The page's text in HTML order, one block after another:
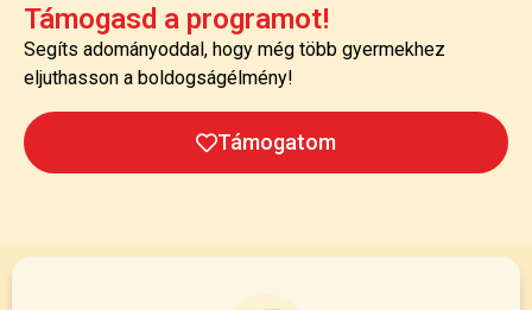
Támogasd a programot!
Segíts adományoddal, hogy még több gyermekhez
eljuthasson a boldogságélmény!
Támogatom